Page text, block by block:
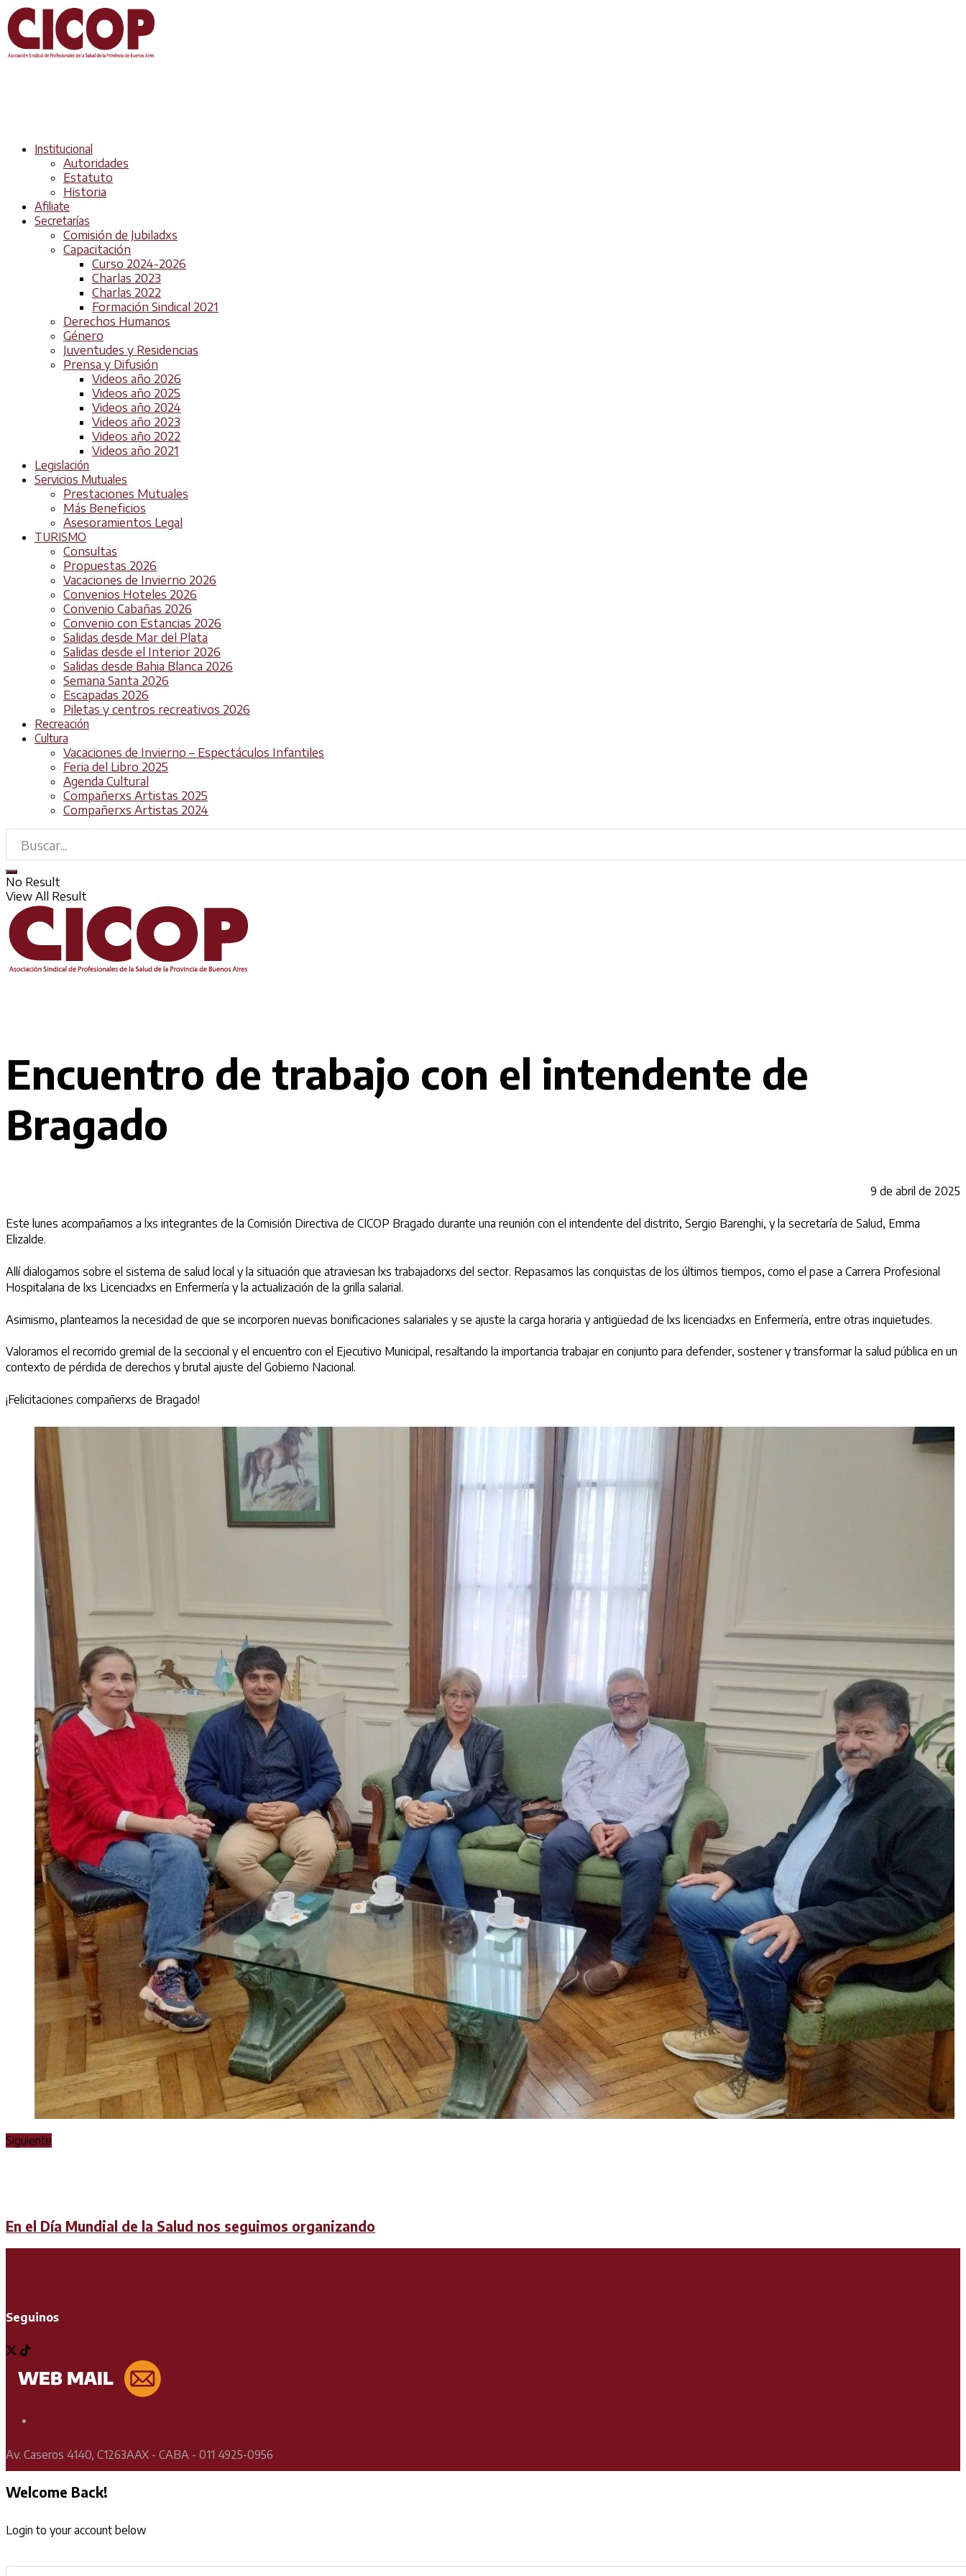
Institucional
Autoridades
Estatuto
Historia
Afiliate
Secretarías
Comisión de Jubiladxs
Capacitación
Curso 2024-2026
Charlas 2023
Charlas 2022
Formación Sindical 2021
Derechos Humanos
Género
Juventudes y Residencias
Prensa y Difusión
Videos año 2026
Videos año 2025
Videos año 2024
Videos año 2023
Videos año 2022
Videos año 2021
Legislación
Servicios Mutuales
Prestaciones Mutuales
Más Beneficios
Asesoramientos Legal
TURISMO
Consultas
Propuestas 2026
Vacaciones de Invierno 2026
Convenios Hoteles 2026
Convenio Cabañas 2026
Convenio con Estancias 2026
Salidas desde Mar del Plata
Salidas desde el Interior 2026
Salidas desde Bahia Blanca 2026
Semana Santa 2026
Escapadas 2026
Piletas y centros recreativos 2026
Recreación
Cultura
Vacaciones de Invierno – Espectáculos Infantiles
Feria del Libro 2025
Agenda Cultural
Compañerxs Artistas 2025
Compañerxs Artistas 2024
No Result
View All Result
Encuentro de trabajo con el intendente de
Bragado
9 de abril de 2025
Este lunes acompañamos a lxs integrantes de la Comisión Directiva de CICOP Bragado durante una reunión con el intendente del distrito, Sergio Barenghi, y la secretaría de Salud, Emma
Elizalde.
Allí dialogamos sobre el sistema de salud local y la situación que atraviesan lxs trabajadorxs del sector. Repasamos las conquistas de los últimos tiempos, como el pase a Carrera Profesional
Hospitalaria de lxs Licenciadxs en Enfermería y la actualización de la grilla salarial.
Asimismo, planteamos la necesidad de que se incorporen nuevas bonificaciones salariales y se ajuste la carga horaria y antigüedad de lxs licenciadxs en Enfermería, entre otras inquietudes.
Valoramos el recorrido gremial de la seccional y el encuentro con el Ejecutivo Municipal, resaltando la importancia trabajar en conjunto para defender, sostener y transformar la salud pública en un
contexto de pérdida de derechos y brutal ajuste del Gobierno Nacional.
¡Felicitaciones compañerxs de Bragado!
Siguiente
En el Día Mundial de la Salud nos seguimos organizando
Seguinos
Av. Caseros 4140, C1263AAX - CABA - 011 4925-0956
Welcome Back!
Login to your account below